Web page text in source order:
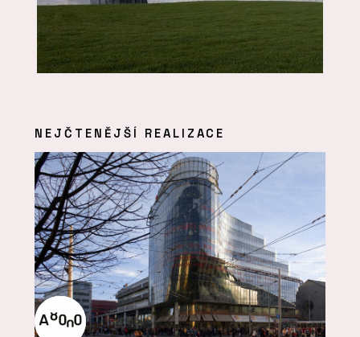
NEJČTENĚJŠÍ REALIZACE